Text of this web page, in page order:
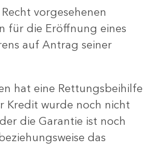
vorgesehenen
für die Eröffnung eines
auf Antrag seiner
hat eine Rettungsbeihilfe
Kredit wurde noch nicht
die Garantie ist noch
das